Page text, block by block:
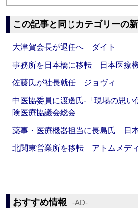
この記事と同じカテゴリーの
大津賀会長が退任へ ダイト
事務所を日本橋に移転 日本医療
佐藤氏が社長就任 ジョヴィ
中医協委員に渡邊氏‐「現場の思
険医療協議会総会
薬事・医療機器担当に長島氏 日
北関東営業所を移転 アトムメデ
おすすめ情報 ‐AD‐